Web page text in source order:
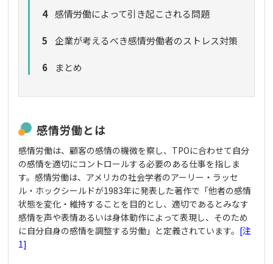
4 感情労働によって引き起こされる問題
5 企業が考えるべき感情労働者のストレス対策
6 まとめ
感情労働とは
感情労働は、顧客の感情の機微を察し、TPOに合わせて自分
の感情を適切にコントロールする必要のある仕事を指しま
す。感情労働は、アメリカの社会学者のアーリー・ラッセ
ル・ホックシールドが1983年に発表した著作で「他者の感情
状態を変化・維持することを目的とし、適切であるとみなす
感情を声や表情あるいは身体動作によって表現し、そのため
に自分自身の感情を調整する労働」と定義されています。 [注
1]